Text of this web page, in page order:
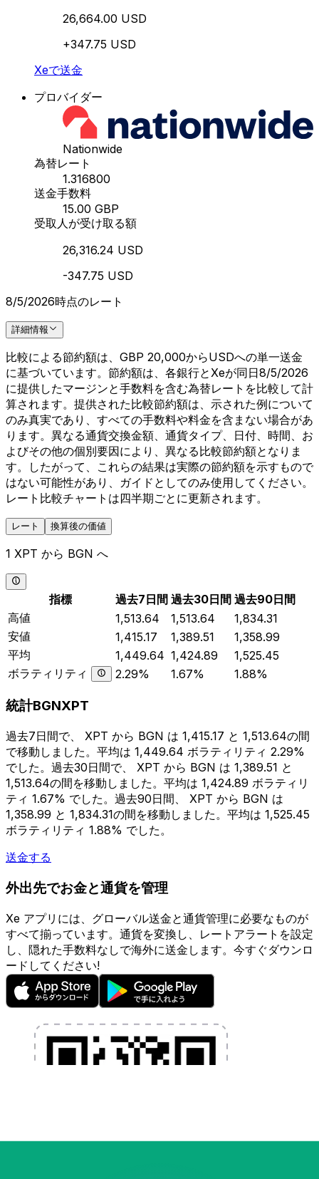
26,664.00 USD
+347.75 USD
Xeで送金
プロバイダー
Nationwide
為替レート
1.316800
送金手数料
15.00 GBP
受取人が受け取る額
26,316.24 USD
-347.75 USD
8/5/2026時点のレート
詳細情報
比較による節約額は、GBP 20,000からUSDへの単一送金
に基づいています。節約額は、各銀行とXeが同日8/5/2026
に提供したマージンと手数料を含む為替レートを比較して計
算されます。提供された比較節約額は、示された例について
のみ真実であり、すべての手数料や料金を含まない場合があ
ります。異なる通貨交換金額、通貨タイプ、日付、時間、お
よびその他の個別要因により、異なる比較節約額となりま
す。したがって、これらの結果は実際の節約額を示すもので
はない可能性があり、ガイドとしてのみ使用してください。
レート比較チャートは四半期ごとに更新されます。
レート 換算後の価値
1 XPT から BGN へ
指標 過去7日間 過去30日間 過去90日間
高値
1,513.64 1,513.64
1,834.31
安値
1,415.17 1,389.51
1,358.99
平均
1,449.64 1,424.89
1,525.45
ボラティリティ
2.29% 1.67% 1.88%
統計BGNXPT
過去7日間で、 XPT から BGN は 1,415.17 と 1,513.64の間
で移動しました。平均は 1,449.64 ボラティリティ 2.29%
でした。過去30日間で、 XPT から BGN は 1,389.51 と
1,513.64の間を移動しました。平均は 1,424.89 ボラティリ
ティ 1.67% でした。過去90日間、 XPT から BGN は
1,358.99 と 1,834.31の間を移動しました。平均は 1,525.45
ボラティリティ 1.88% でした。
送金する
外出先でお金と通貨を管理
Xe アプリには、グローバル送金と通貨管理に必要なものが
すべて揃っています。通貨を変換し、レートアラートを設定
し、隠れた手数料なしで海外に送金します。今すぐダウンロ
ードしてください!